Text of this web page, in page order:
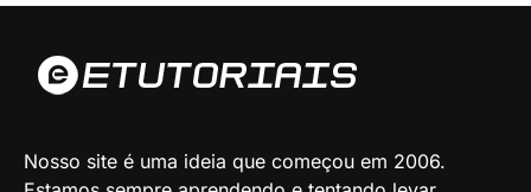
Nosso site é uma ideia que começou em 2006.